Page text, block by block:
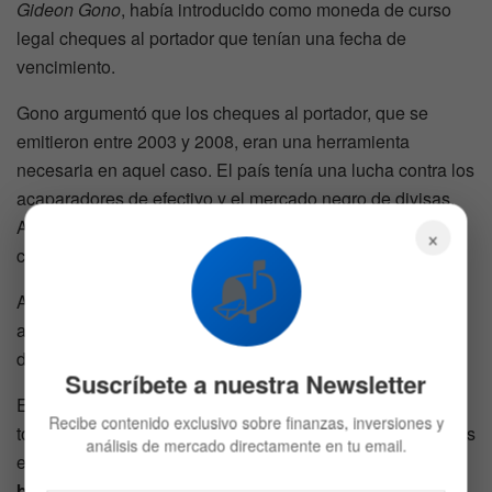
Gideon Gono, había introducido como moneda de curso
legal cheques al portador que tenían una fecha de
vencimiento.
Gono argumentó que los cheques al portador, que se
emitieron entre 2003 y 2008, eran una herramienta
necesaria en aquel caso. El país tenía una lucha contra los
acaparadores de efectivo y el mercado negro de divisas.
Algunos de los cheques al portador tenían un período de
circulación no superior a tres meses.
A pesar de todo, esta estrategia fracasó y Zimbabue llegó
a registrar la segunda inflación más alta jamás registrada
de 79,6 trillones de trillones porcentuales.
El plan de
todavía se espera que los regateadores de los legisladores
estadounidenses aprueben un paquete de ayuda de
×
📬
Suscríbete a nuestra Newsletter
Recibe contenido exclusivo sobre finanzas, inversiones y
análisis de mercado directamente en tu email.